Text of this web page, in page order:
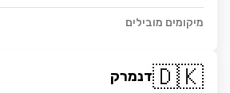
מיקומים מובילים
🇩🇰דנמרק